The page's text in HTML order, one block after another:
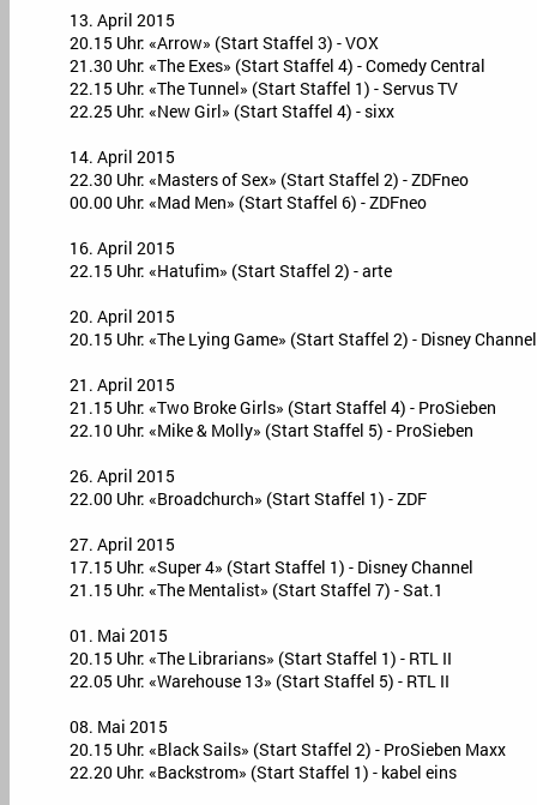
13. April 2015
20.15 Uhr: «Arrow» (Start Staffel 3) - VOX
21.30 Uhr: «The Exes» (Start Staffel 4) - Comedy Central
22.15 Uhr: «The Tunnel» (Start Staffel 1) - Servus TV
22.25 Uhr: «New Girl» (Start Staffel 4) - sixx
14. April 2015
22.30 Uhr: «Masters of Sex» (Start Staffel 2) - ZDFneo
00.00 Uhr: «Mad Men» (Start Staffel 6) - ZDFneo
16. April 2015
22.15 Uhr: «Hatufim» (Start Staffel 2) - arte
20. April 2015
20.15 Uhr: «The Lying Game» (Start Staffel 2) - Disney Channel
21. April 2015
21.15 Uhr: «Two Broke Girls» (Start Staffel 4) - ProSieben
22.10 Uhr: «Mike & Molly» (Start Staffel 5) - ProSieben
26. April 2015
22.00 Uhr: «Broadchurch» (Start Staffel 1) - ZDF
27. April 2015
17.15 Uhr: «Super 4» (Start Staffel 1) - Disney Channel
21.15 Uhr: «The Mentalist» (Start Staffel 7) - Sat.1
01. Mai 2015
20.15 Uhr: «The Librarians» (Start Staffel 1) - RTL II
22.05 Uhr: «Warehouse 13» (Start Staffel 5) - RTL II
08. Mai 2015
20.15 Uhr: «Black Sails» (Start Staffel 2) - ProSieben Maxx
22.20 Uhr: «Backstrom» (Start Staffel 1) - kabel eins